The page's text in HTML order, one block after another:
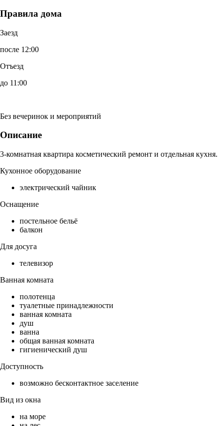
Правила дома
Заезд
после 12:00
Отъезд
до 11:00
Без вечеринок и мероприятий
Описание
3-комнатная квартира косметический ремонт и отдельная кухня.
Кухонное оборудование
электрический чайник
Оснащение
постельное бельё
балкон
Для досуга
телевизор
Ванная комната
полотенца
туалетные принадлежности
ванная комната
душ
ванна
общая ванная комната
гигиенический душ
Доступность
возможно бесконтактное заселение
Вид из окна
на море